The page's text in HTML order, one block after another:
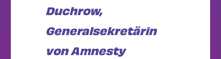
Duchrow,
Generalsekretärin
von Amnesty